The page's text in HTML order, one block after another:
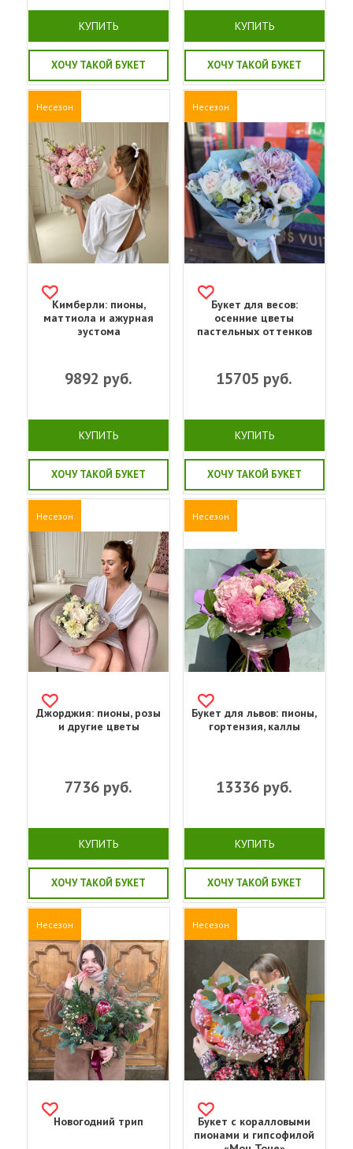
КУПИТЬ
ХОЧУ ТАКОЙ БУКЕТ
КУПИТЬ
ХОЧУ ТАКОЙ БУКЕТ
Несезон
Кимберли: пионы,
маттиола и ажурная
эустома
9892 руб.
КУПИТЬ
ХОЧУ ТАКОЙ БУКЕТ
Несезон
Букет для весов:
осенние цветы
пастельных оттенков
15705 руб.
КУПИТЬ
ХОЧУ ТАКОЙ БУКЕТ
Несезон
Джорджия: пионы, розы
и другие цветы
7736 руб.
КУПИТЬ
ХОЧУ ТАКОЙ БУКЕТ
Несезон
Букет для львов: пионы,
гортензия, каллы
13336 руб.
КУПИТЬ
ХОЧУ ТАКОЙ БУКЕТ
Несезон
Новогодний трип
Несезон
Букет с коралловыми
пионами и гипсофилой